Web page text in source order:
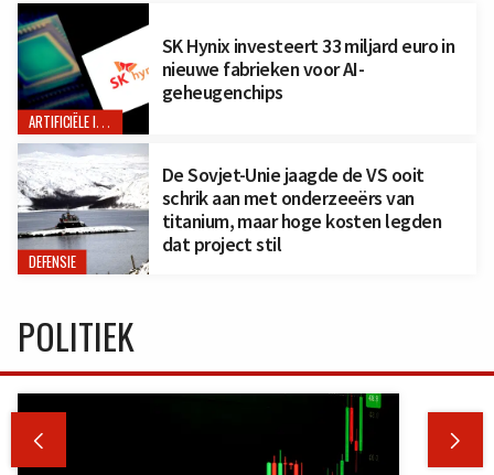
ARTIFICIËLE INTELLIGENTIE
SK Hynix investeert 33 miljard euro in
nieuwe fabrieken voor AI-
geheugenchips
DEFENSIE
De Sovjet-Unie jaagde de VS ooit
schrik aan met onderzeeërs van
titanium, maar hoge kosten legden
dat project stil
POLITIEK
 